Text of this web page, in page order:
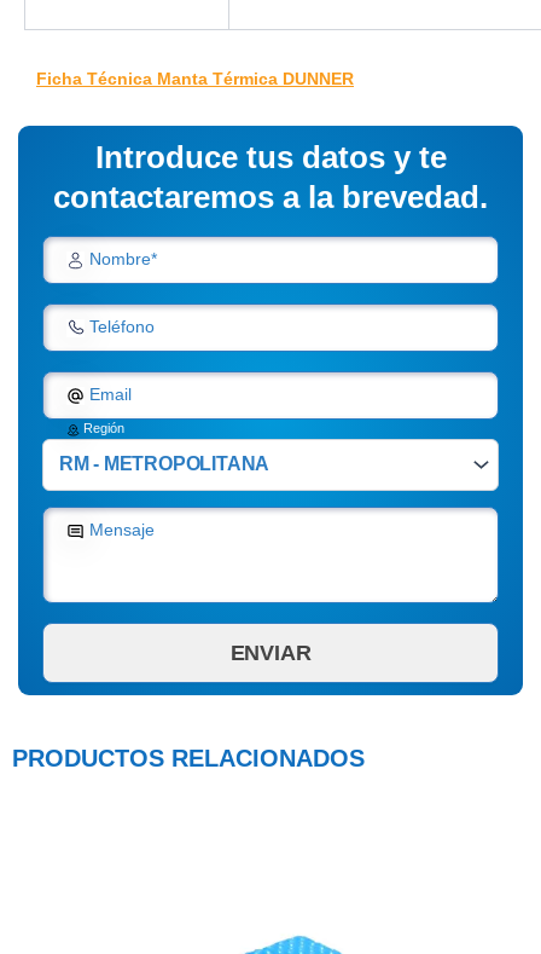
Ficha Técnica Manta Térmica DUNNER
Introduce tus datos y te
contactaremos a la brevedad.
Nombre*
Teléfono
Email
Región
Mensaje
PRODUCTOS RELACIONADOS